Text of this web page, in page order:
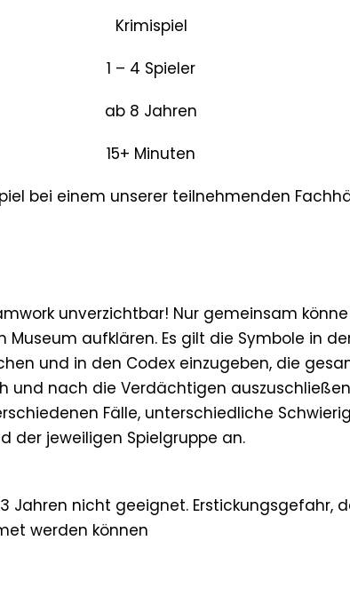
Krimispiel
1 – 4 Spieler
ab 8 Jahren
15+ Minuten
bei einem unserer teilnehmenden
unverzichtbar! Nur gemeinsam
Museum aufklären. Es gilt die Symbole in
und in den Codex einzugeben, die
und nach die Verdächtigen
Fälle, unterschiedliche
der jeweiligen Spielgruppe an.
Jahren nicht geeignet. Erstickungsgefahr,
werden können